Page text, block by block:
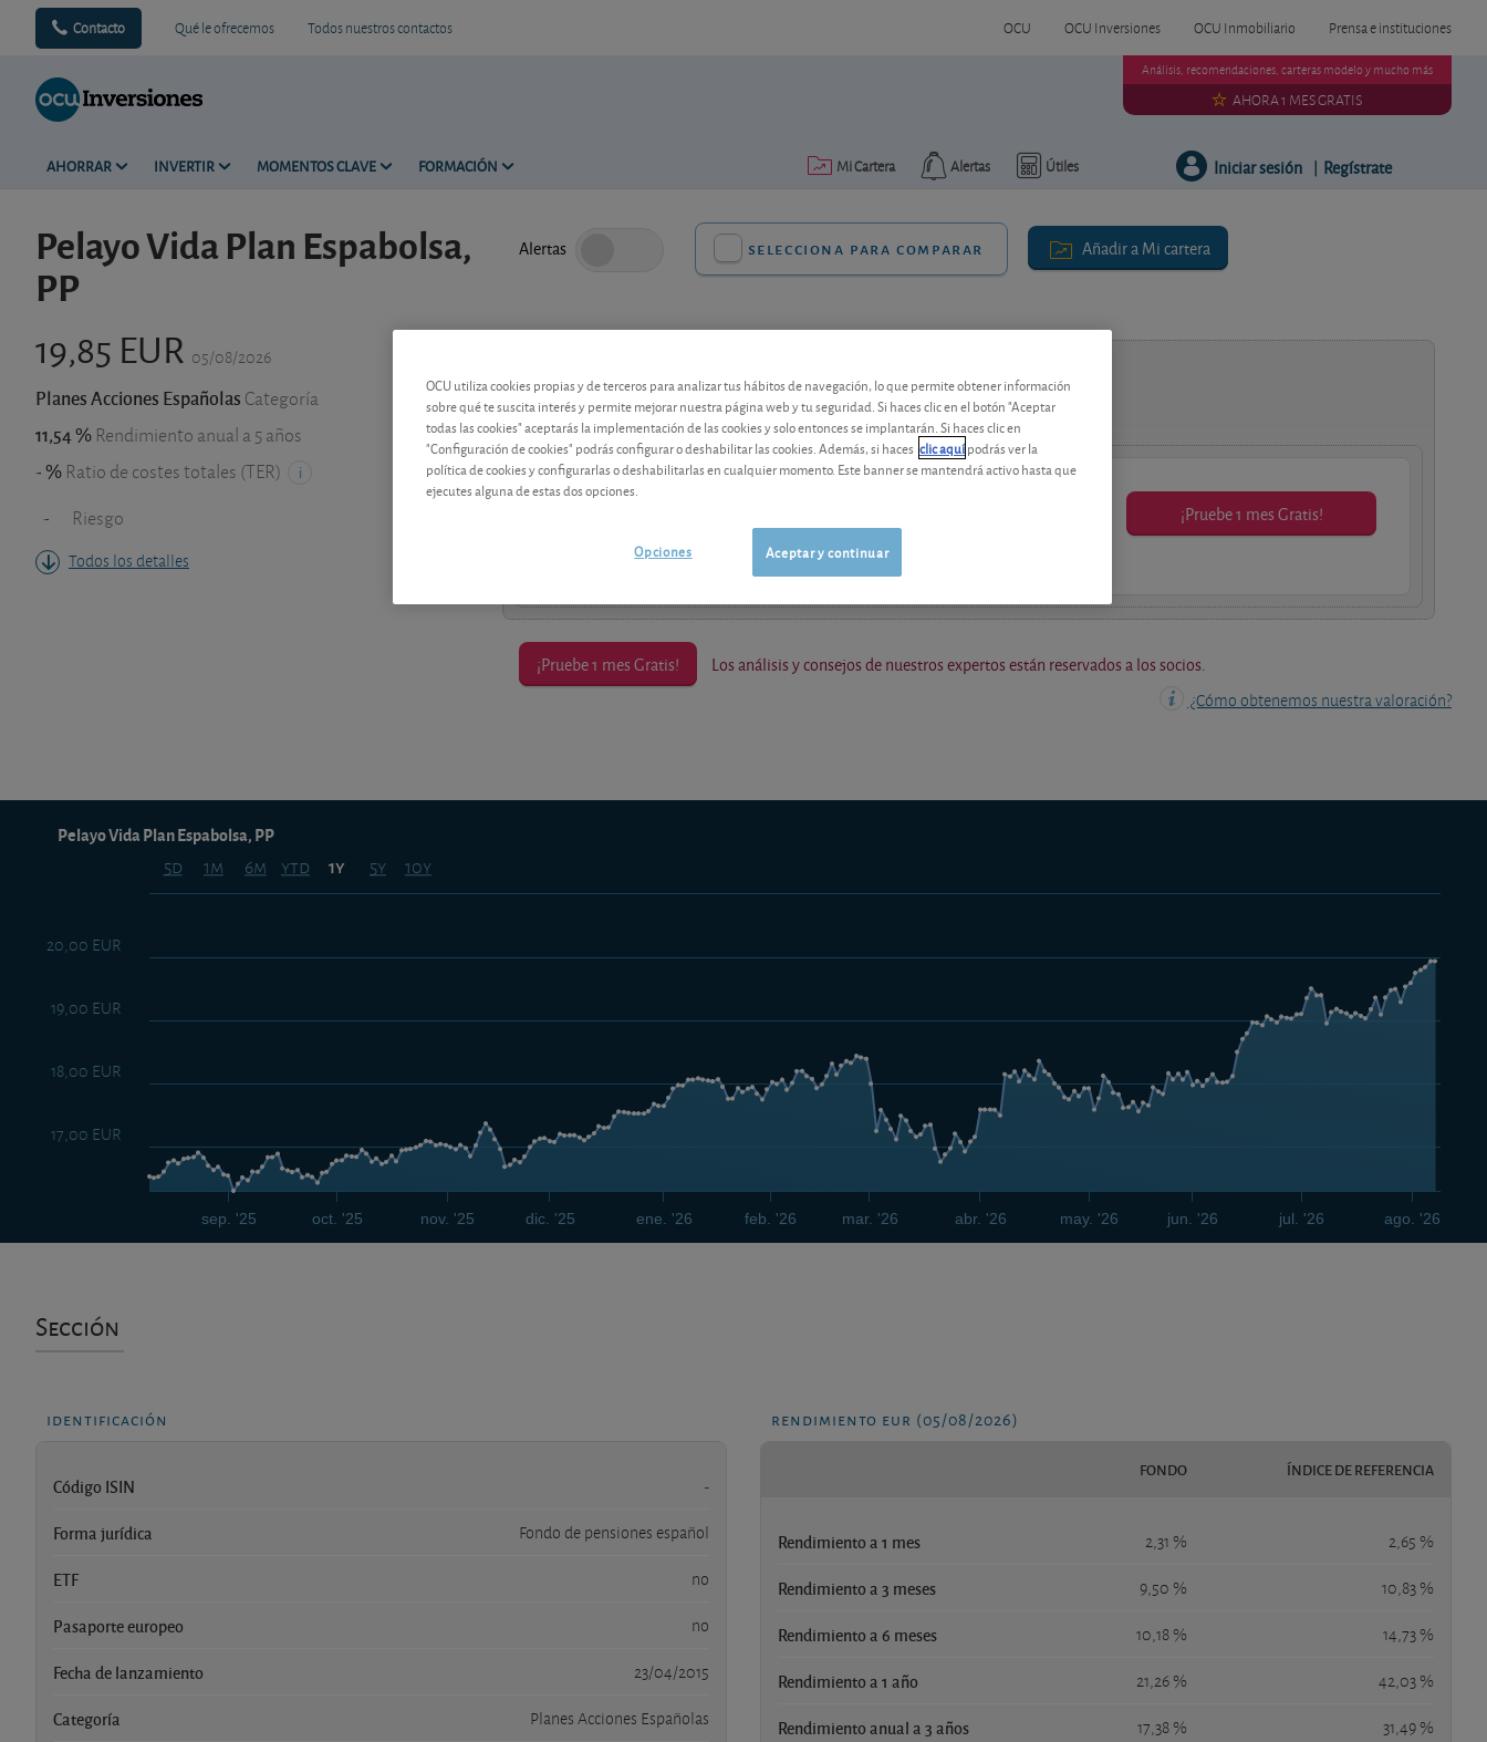
Contacto Qué le ofrecemos Todos nuestros contactos OCU OCU Inversiones OCU Inmobiliario Prensa e instituciones
AHORRAR INVERTIR MOMENTOS CLAVE FORMACIÓN Útiles
Alertas
Mi Cartera
Análisis, recomendaciones, carteras modelo y mucho más
AHORA 1 MES GRATIS
Iniciar sesión | Regístrate
Pelayo Vida Plan Espabolsa,
PP
Alertas selecciona para comparar Añadir a Mi cartera
19,85 EUR 05/08/2026
Planes Acciones Españolas Categoría
11,54 % Rendimiento anual a 5 años
- % Ratio de costes totales (TER)
- Riesgo
Todos los detalles
contenido premium
¡Pruebe 1 mes Gratis!
¡Pruebe 1 mes Gratis! Los análisis y consejos de nuestros expertos están reservados a los socios.
¿Cómo obtenemos nuestra valoración?
5d 1m 6m ytd 1y 5y 10y
sep. '25 oct. '25 nov. '25 dic. '25 ene. '26 feb. '26 mar. '26 abr. '26 may. '26 jun. '26 jul. '26 ago. '26
Pelayo Vida Plan Espabolsa, PP
17,00 EUR
18,00 EUR
19,00 EUR
20,00 EUR
Sección
identificación
Código ISIN -
Forma jurídica Fondo de pensiones español
ETF no
Pasaporte europeo no
Fecha de lanzamiento 23/04/2015
Categoría Planes Acciones Españolas
rendimiento eur (05/08/2026)
FONDO ÍNDICE DE REFERENCIA
Rendimiento a 1 mes 2,31 % 2,65 %
Rendimiento a 3 meses 9,50 % 10,83 %
Rendimiento a 6 meses 10,18 % 14,73 %
Rendimiento a 1 año 21,26 % 42,03 %
Rendimiento anual a 3 años 17,38 % 31,49 %
OCU utiliza cookies propias y de terceros para analizar tus hábitos de navegación, lo que permite obtener información
sobre qué te suscita interés y permite mejorar nuestra página web y tu seguridad. Si haces clic en el botón "Aceptar
todas las cookies" aceptarás la implementación de las cookies y solo entonces se implantarán. Si haces clic en
"Configuración de cookies" podrás configurar o deshabilitar las cookies. Además, si haces clic aquípodrás ver la
política de cookies y configurarlas o deshabilitarlas en cualquier momento. Este banner se mantendrá activo hasta que
ejecutes alguna de estas dos opciones.
Aceptar y continuar
Opciones